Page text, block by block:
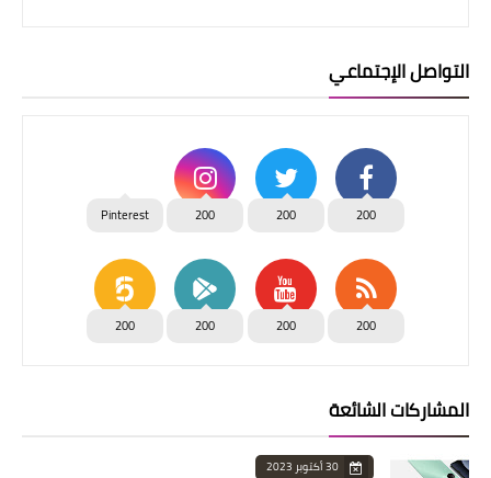
التواصل الإجتماعي
200
200
200
Pinterest
200
200
200
200
المشاركات الشائعة
30 أكتوبر 2023